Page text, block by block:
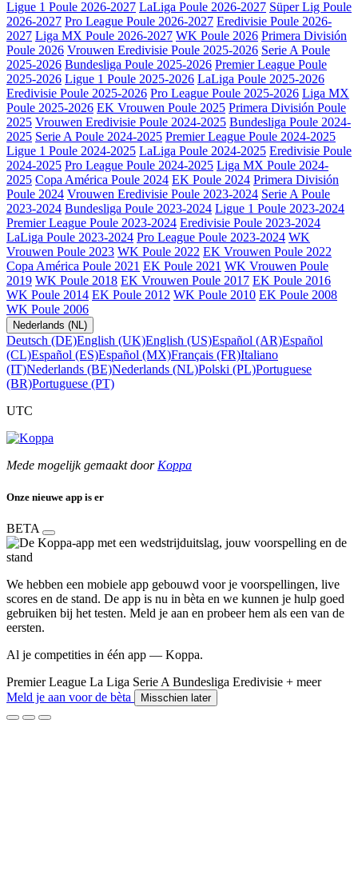
Ligue 1 Poule 2026-2027 LaLiga Poule 2026-2027 Süper Lig Poule
2026-2027 Pro League Poule 2026-2027 Eredivisie Poule 2026-
2027 Liga MX Poule 2026-2027 WK Poule 2026 Primera División
Poule 2026 Vrouwen Eredivisie Poule 2025-2026 Serie A Poule
2025-2026 Bundesliga Poule 2025-2026 Premier League Poule
2025-2026 Ligue 1 Poule 2025-2026 LaLiga Poule 2025-2026
Eredivisie Poule 2025-2026 Pro League Poule 2025-2026 Liga MX
Poule 2025-2026 EK Vrouwen Poule 2025 Primera División Poule
2025 Vrouwen Eredivisie Poule 2024-2025 Bundesliga Poule 2024-
2025 Serie A Poule 2024-2025 Premier League Poule 2024-2025
Ligue 1 Poule 2024-2025 LaLiga Poule 2024-2025 Eredivisie Poule
2024-2025 Pro League Poule 2024-2025 Liga MX Poule 2024-
2025 Copa América Poule 2024 EK Poule 2024 Primera División
Poule 2024 Vrouwen Eredivisie Poule 2023-2024 Serie A Poule
2023-2024 Bundesliga Poule 2023-2024 Ligue 1 Poule 2023-2024
Premier League Poule 2023-2024 Eredivisie Poule 2023-2024
LaLiga Poule 2023-2024 Pro League Poule 2023-2024 WK
Vrouwen Poule 2023 WK Poule 2022 EK Vrouwen Poule 2022
Copa América Poule 2021 EK Poule 2021 WK Vrouwen Poule
2019 WK Poule 2018 EK Vrouwen Poule 2017 EK Poule 2016
WK Poule 2014 EK Poule 2012 WK Poule 2010 EK Poule 2008
WK Poule 2006
Nederlands (NL)
Deutsch (DE)English (UK)English (US)Español (AR)Español
(CL)Español (ES)Español (MX)Français (FR)Italiano
(IT)Nederlands (BE)Nederlands (NL)Polski (PL)Portuguese
(BR)Portuguese (PT)
UTC
Mede mogelijk gemaakt door Koppa
Onze nieuwe app is er
BETA
We hebben een mobiele app gebouwd voor je voorspellingen, live
scores en de stand. De app is nu in bèta en we kunnen je hulp goed
gebruiken bij het testen. Meld je aan en probeer hem als een van de
eersten.
Al je competities in één app — Koppa.
Premier League La Liga Serie A Bundesliga Eredivisie + meer
Meld je aan voor de bèta
Misschien later